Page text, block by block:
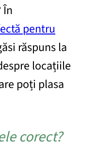
În
pentru
răspuns la
locațiile
poți plasa
corect?